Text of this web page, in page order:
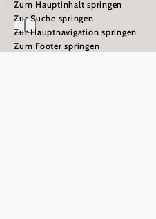
Zum Hauptinhalt springen
Zur Suche springen
Zur Hauptnavigation springen
Zum Footer springen